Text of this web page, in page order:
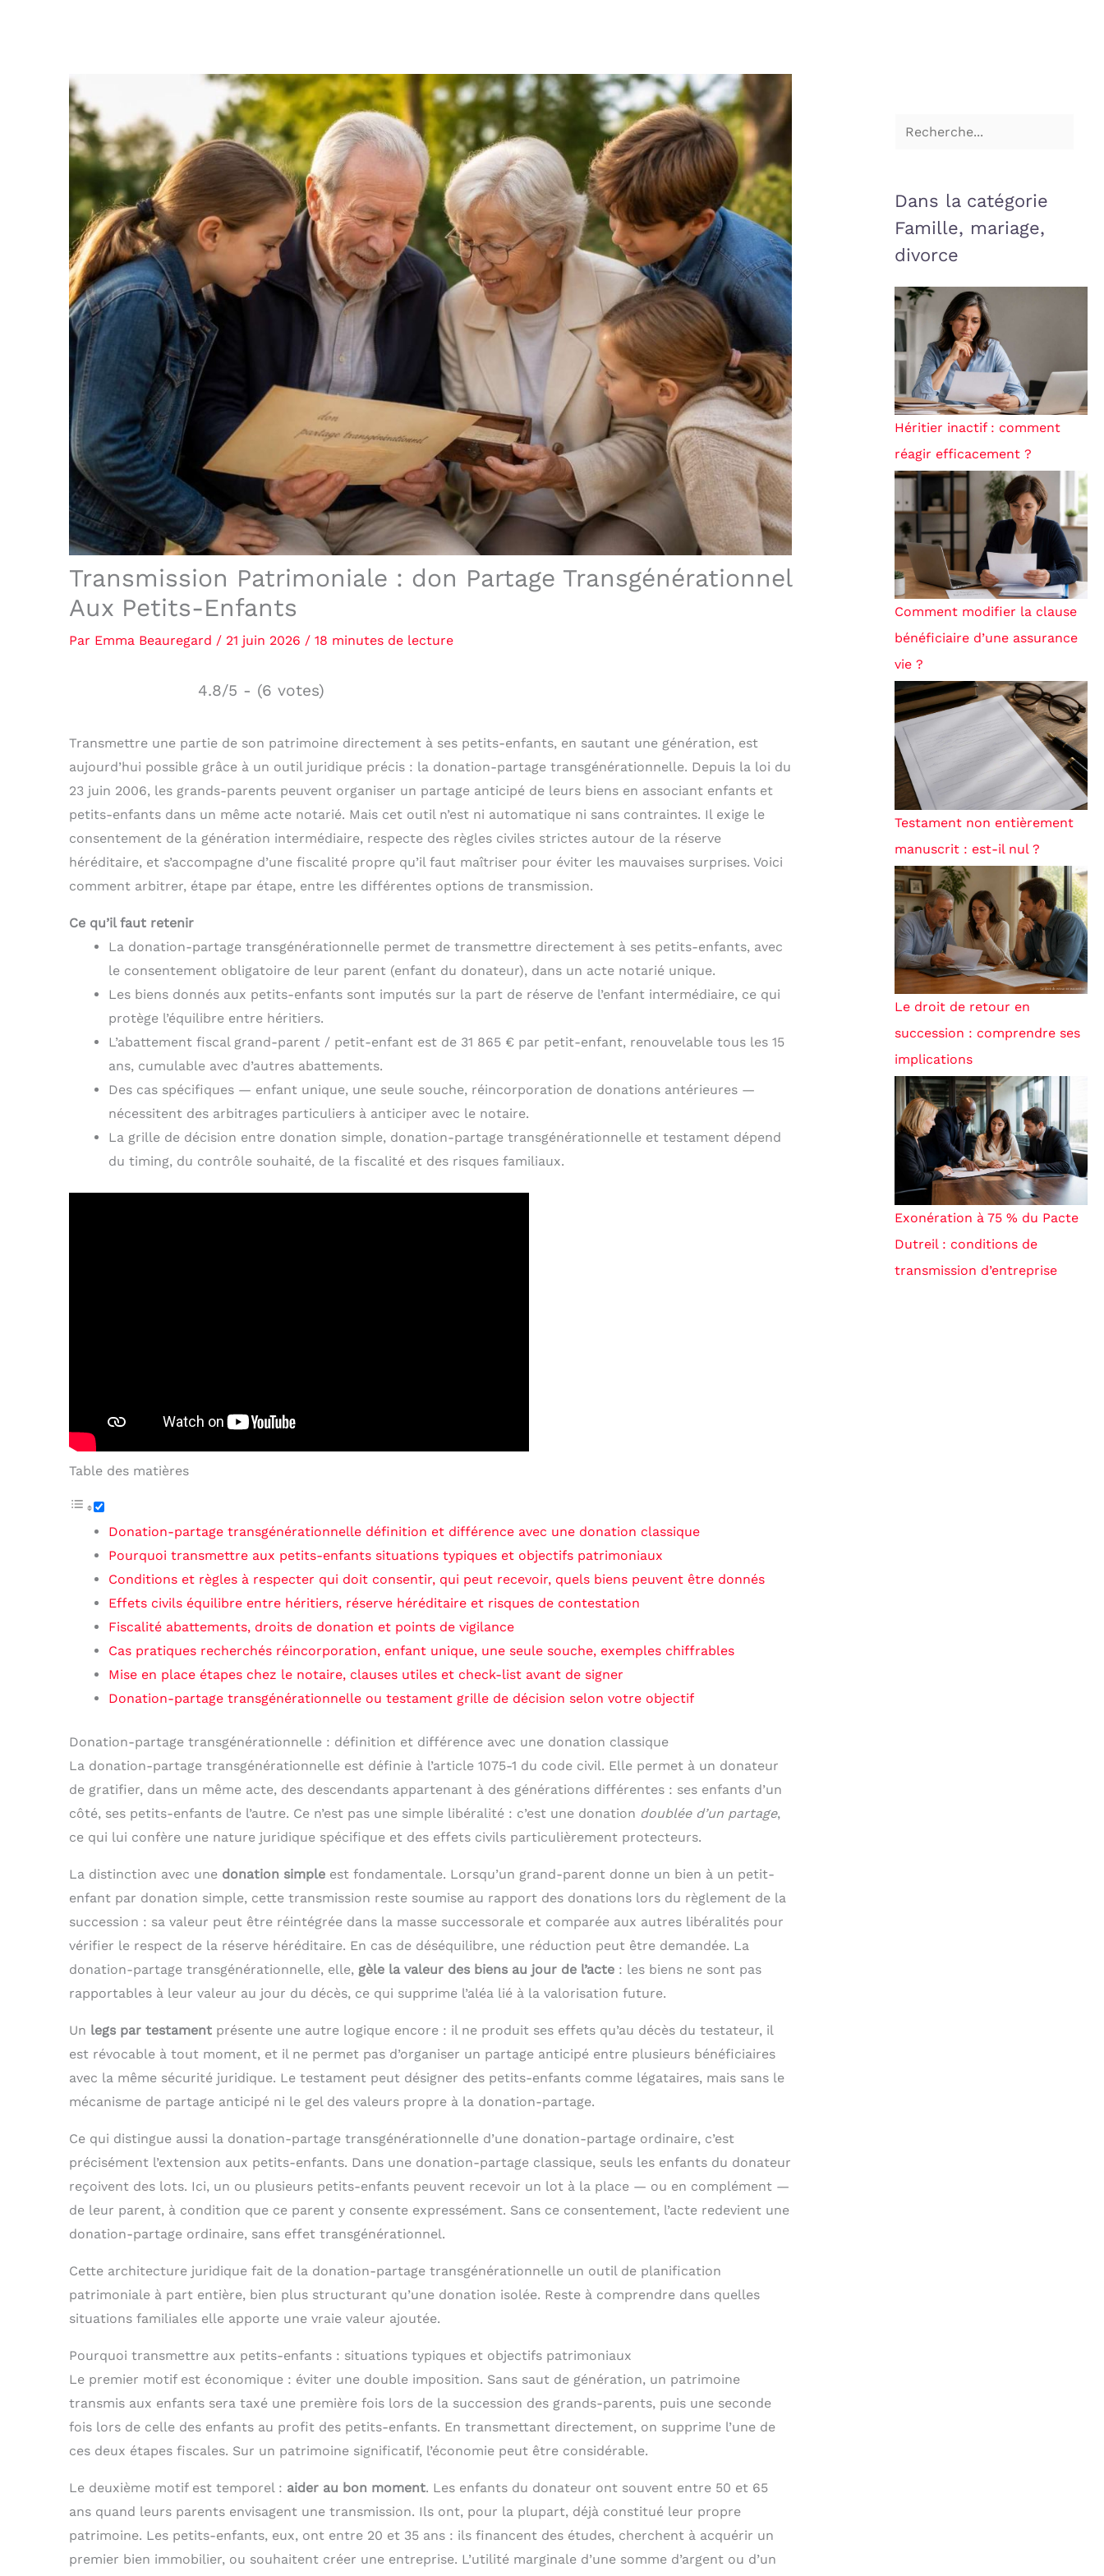
Transmission Patrimoniale : don Partage Transgénérationnel
Aux Petits-Enfants
Par Emma Beauregard / 21 juin 2026 / 18 minutes de lecture
4.8/5 - (6 votes)
Transmettre une partie de son patrimoine directement à ses petits-enfants, en sautant une génération, est
aujourd’hui possible grâce à un outil juridique précis : la donation-partage transgénérationnelle. Depuis la loi du
23 juin 2006, les grands-parents peuvent organiser un partage anticipé de leurs biens en associant enfants et
petits-enfants dans un même acte notarié. Mais cet outil n’est ni automatique ni sans contraintes. Il exige le
consentement de la génération intermédiaire, respecte des règles civiles strictes autour de la réserve
héréditaire, et s’accompagne d’une fiscalité propre qu’il faut maîtriser pour éviter les mauvaises surprises. Voici
comment arbitrer, étape par étape, entre les différentes options de transmission.
Ce qu’il faut retenir
La donation-partage transgénérationnelle permet de transmettre directement à ses petits-enfants, avec
le consentement obligatoire de leur parent (enfant du donateur), dans un acte notarié unique.
Les biens donnés aux petits-enfants sont imputés sur la part de réserve de l’enfant intermédiaire, ce qui
protège l’équilibre entre héritiers.
L’abattement fiscal grand-parent / petit-enfant est de 31 865 € par petit-enfant, renouvelable tous les 15
ans, cumulable avec d’autres abattements.
Des cas spécifiques — enfant unique, une seule souche, réincorporation de donations antérieures —
nécessitent des arbitrages particuliers à anticiper avec le notaire.
La grille de décision entre donation simple, donation-partage transgénérationnelle et testament dépend
du timing, du contrôle souhaité, de la fiscalité et des risques familiaux.
Table des matières
Donation-partage transgénérationnelle définition et différence avec une donation classique
Pourquoi transmettre aux petits-enfants situations typiques et objectifs patrimoniaux
Conditions et règles à respecter qui doit consentir, qui peut recevoir, quels biens peuvent être donnés
Effets civils équilibre entre héritiers, réserve héréditaire et risques de contestation
Fiscalité abattements, droits de donation et points de vigilance
Cas pratiques recherchés réincorporation, enfant unique, une seule souche, exemples chiffrables
Mise en place étapes chez le notaire, clauses utiles et check-list avant de signer
Donation-partage transgénérationnelle ou testament grille de décision selon votre objectif
Donation-partage transgénérationnelle : définition et différence avec une donation classique
La donation-partage transgénérationnelle est définie à l’article 1075-1 du code civil. Elle permet à un donateur
de gratifier, dans un même acte, des descendants appartenant à des générations différentes : ses enfants d’un
côté, ses petits-enfants de l’autre. Ce n’est pas une simple libéralité : c’est une donation doublée d’un partage,
ce qui lui confère une nature juridique spécifique et des effets civils particulièrement protecteurs.
La distinction avec une donation simple est fondamentale. Lorsqu’un grand-parent donne un bien à un petit-
enfant par donation simple, cette transmission reste soumise au rapport des donations lors du règlement de la
succession : sa valeur peut être réintégrée dans la masse successorale et comparée aux autres libéralités pour
vérifier le respect de la réserve héréditaire. En cas de déséquilibre, une réduction peut être demandée. La
donation-partage transgénérationnelle, elle, gèle la valeur des biens au jour de l’acte : les biens ne sont pas
rapportables à leur valeur au jour du décès, ce qui supprime l’aléa lié à la valorisation future.
Un legs par testament présente une autre logique encore : il ne produit ses effets qu’au décès du testateur, il
est révocable à tout moment, et il ne permet pas d’organiser un partage anticipé entre plusieurs bénéficiaires
avec la même sécurité juridique. Le testament peut désigner des petits-enfants comme légataires, mais sans le
mécanisme de partage anticipé ni le gel des valeurs propre à la donation-partage.
Ce qui distingue aussi la donation-partage transgénérationnelle d’une donation-partage ordinaire, c’est
précisément l’extension aux petits-enfants. Dans une donation-partage classique, seuls les enfants du donateur
reçoivent des lots. Ici, un ou plusieurs petits-enfants peuvent recevoir un lot à la place — ou en complément —
de leur parent, à condition que ce parent y consente expressément. Sans ce consentement, l’acte redevient une
donation-partage ordinaire, sans effet transgénérationnel.
Cette architecture juridique fait de la donation-partage transgénérationnelle un outil de planification
patrimoniale à part entière, bien plus structurant qu’une donation isolée. Reste à comprendre dans quelles
situations familiales elle apporte une vraie valeur ajoutée.
Pourquoi transmettre aux petits-enfants : situations typiques et objectifs patrimoniaux
Le premier motif est économique : éviter une double imposition. Sans saut de génération, un patrimoine
transmis aux enfants sera taxé une première fois lors de la succession des grands-parents, puis une seconde
fois lors de celle des enfants au profit des petits-enfants. En transmettant directement, on supprime l’une de
ces deux étapes fiscales. Sur un patrimoine significatif, l’économie peut être considérable.
Le deuxième motif est temporel : aider au bon moment. Les enfants du donateur ont souvent entre 50 et 65
ans quand leurs parents envisagent une transmission. Ils ont, pour la plupart, déjà constitué leur propre
patrimoine. Les petits-enfants, eux, ont entre 20 et 35 ans : ils financent des études, cherchent à acquérir un
premier bien immobilier, ou souhaitent créer une entreprise. L’utilité marginale d’une somme d’argent ou d’un
Dans la catégorie
Famille, mariage,
divorce
Héritier inactif : comment
réagir efficacement ?
Comment modifier la clause
bénéficiaire d’une assurance
vie ?
Testament non entièrement
manuscrit : est-il nul ?
Le droit de retour en
succession : comprendre ses
implications
Exonération à 75 % du Pacte
Dutreil : conditions de
transmission d’entreprise